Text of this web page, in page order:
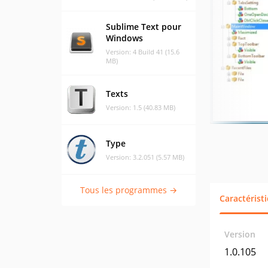
Sublime Text pour
Windows
Version: 4 Build 41 (15.6
MB)
Texts
Version: 1.5 (40.83 MB)
Type
Version: 3.2.051 (5.57 MB)
Tous les programmes →
Version
1.0.105